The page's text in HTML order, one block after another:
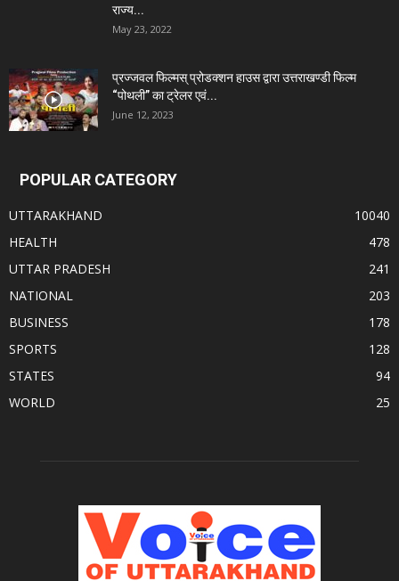
राज्य...
May 23, 2022
प्रज्जवल फिल्मस् प्रोडक्शन हाउस द्वारा उत्तराखण्डी फिल्म
“पोथली” का ट्रेलर एवं...
June 12, 2023
POPULAR CATEGORY
UTTARAKHAND
10040
HEALTH
478
UTTAR PRADESH
241
NATIONAL
203
BUSINESS
178
SPORTS
128
STATES
94
WORLD
25